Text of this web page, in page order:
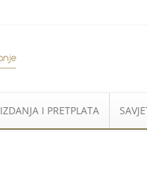
IZDANJA I PRETPLATA